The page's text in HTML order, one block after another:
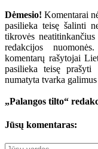
Dėmesio! Komentarai
pasilieka teisę šalinti
tikrovės
redakcijos
komentarų rašytojai
pasilieka teisę prašyti
numatyta tvarka
„Palangos tilto“
Jūsų komentaras: